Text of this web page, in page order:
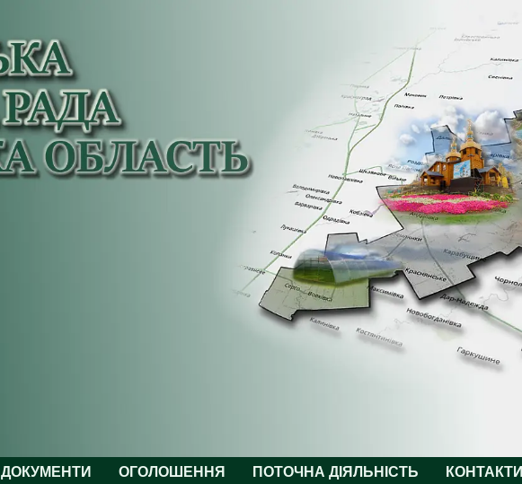
ДОКУМЕНТИ ОГОЛОШЕННЯ ПОТОЧНА ДІЯЛЬНІСТЬ КОНТАКТИ